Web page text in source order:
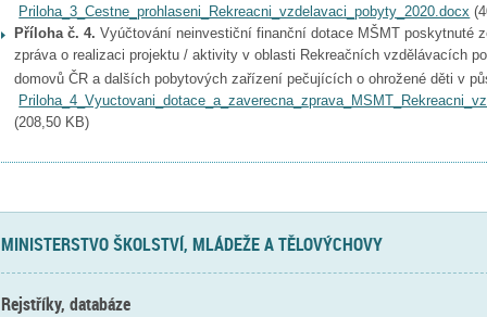
Priloha_3_Cestne_prohlaseni_Rekreacni_vzdelavaci_pobyty_2020.docx (
Příloha č. 4. Vyúčtování neinvestiční finanční dotace MŠMT poskytnuté
zpráva o realizaci projektu / aktivity v oblasti Rekreačních vzdělávacích
domovů ČR a dalších pobytových zařízení pečujících o ohrožené děti v
(208,50 KB)
MINISTERSTVO ŠKOLSTVÍ, MLÁDEŽE A TĚLOVÝCHOVY
Rejstříky, databáze